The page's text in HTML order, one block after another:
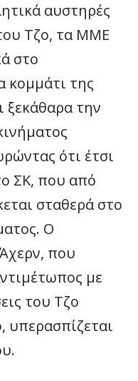
αυστηρές
Τζο, τα ΜΜΕ
στο
κομμάτι της
ξεκάθαρα την
ότι έτσι
ΣΚ, που από
σταθερά στο
Ο
που
με
του Τζο
υπερασπίζεται